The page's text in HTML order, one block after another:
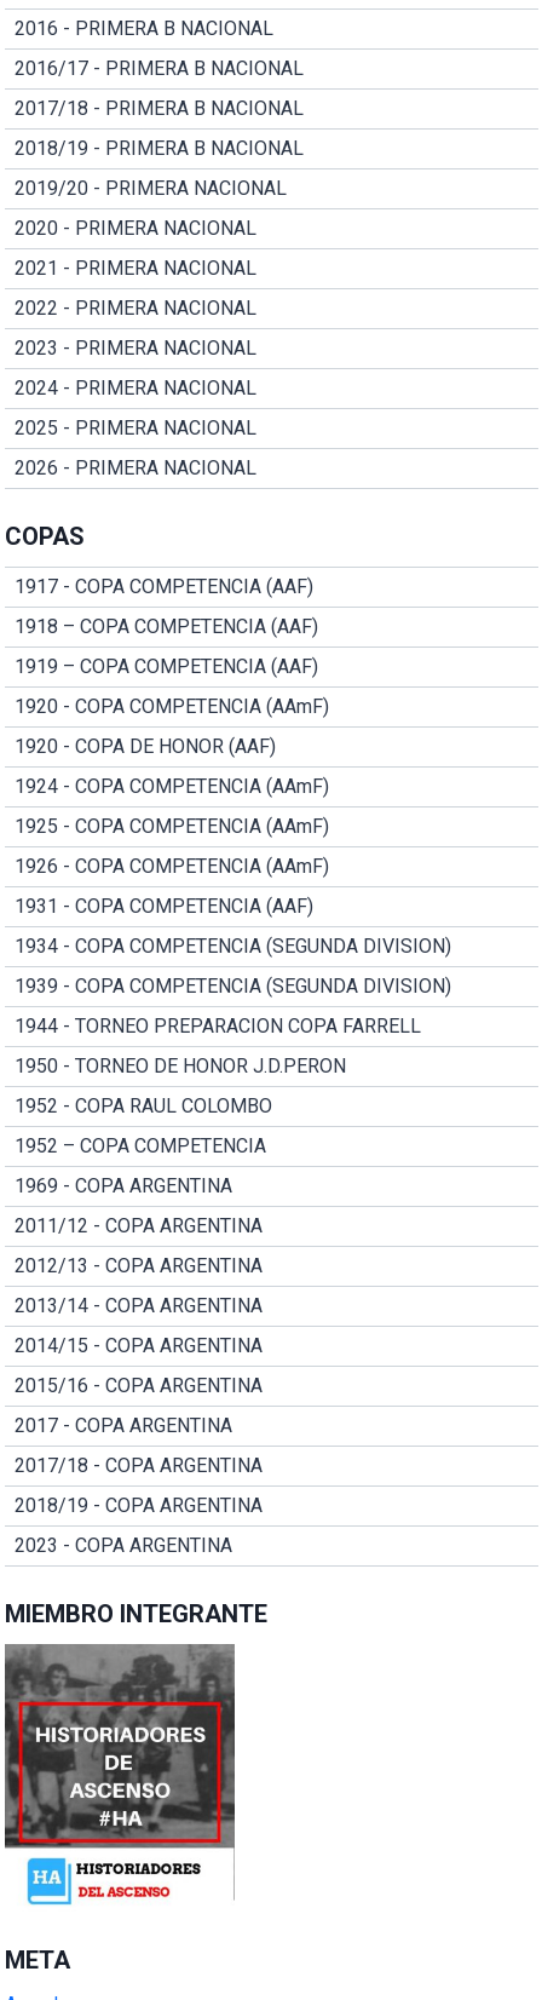
2016 - PRIMERA B NACIONAL
2016/17 - PRIMERA B NACIONAL
2017/18 - PRIMERA B NACIONAL
2018/19 - PRIMERA B NACIONAL
2019/20 - PRIMERA NACIONAL
2020 - PRIMERA NACIONAL
2021 - PRIMERA NACIONAL
2022 - PRIMERA NACIONAL
2023 - PRIMERA NACIONAL
2024 - PRIMERA NACIONAL
2025 - PRIMERA NACIONAL
2026 - PRIMERA NACIONAL
COPAS
1917 - COPA COMPETENCIA (AAF)
1918 – COPA COMPETENCIA (AAF)
1919 – COPA COMPETENCIA (AAF)
1920 - COPA COMPETENCIA (AAmF)
1920 - COPA DE HONOR (AAF)
1924 - COPA COMPETENCIA (AAmF)
1925 - COPA COMPETENCIA (AAmF)
1926 - COPA COMPETENCIA (AAmF)
1931 - COPA COMPETENCIA (AAF)
1934 - COPA COMPETENCIA (SEGUNDA DIVISION)
1939 - COPA COMPETENCIA (SEGUNDA DIVISION)
1944 - TORNEO PREPARACION COPA FARRELL
1950 - TORNEO DE HONOR J.D.PERON
1952 - COPA RAUL COLOMBO
1952 – COPA COMPETENCIA
1969 - COPA ARGENTINA
2011/12 - COPA ARGENTINA
2012/13 - COPA ARGENTINA
2013/14 - COPA ARGENTINA
2014/15 - COPA ARGENTINA
2015/16 - COPA ARGENTINA
2017 - COPA ARGENTINA
2017/18 - COPA ARGENTINA
2018/19 - COPA ARGENTINA
2023 - COPA ARGENTINA
MIEMBRO INTEGRANTE
META